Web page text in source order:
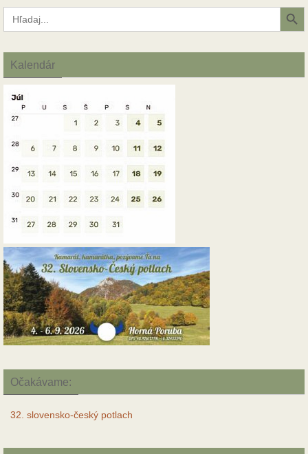
Search
for:
Search Button
Kalendár
Očakávame:
32. slovensko-český potlach